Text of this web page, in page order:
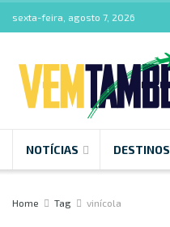
sexta-feira, agosto 7, 2026
NOTÍCIAS DESTINOS
Home Tag vinícola